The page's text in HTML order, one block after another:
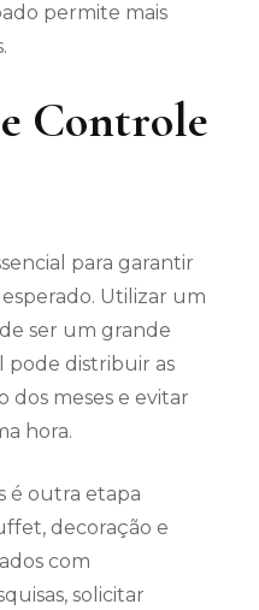
permite mais
Controle
para garantir
Utilizar um
ser um grande
pode distribuir as
dos meses e evitar
hora.
é outra etapa
decoração e
com
solicitar